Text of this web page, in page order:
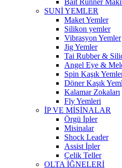
Bait Runner
SUNİ YEMLER
Maket Yemler
Silikon yemler
Vibrasyon Yemler
Jig Yemler
Tai Rubber &
Angel Eye &
Spin Kaşık
Döner Kaşık
Kalamar Zokaları
Fly Yemleri
İP VE MİSİNALAR
Örgü İpler
Misinalar
Shock Leader
Assist İpler
Çelik Teller
OLTA İĞNELERİ